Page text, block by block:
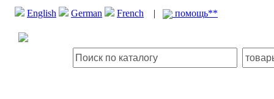
English German French | помощь**